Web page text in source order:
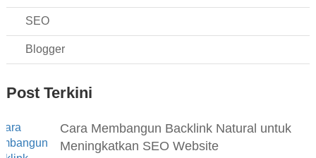
SEO
Blogger
Post Terkini
Cara Membangun Backlink Natural untuk
Meningkatkan SEO Website